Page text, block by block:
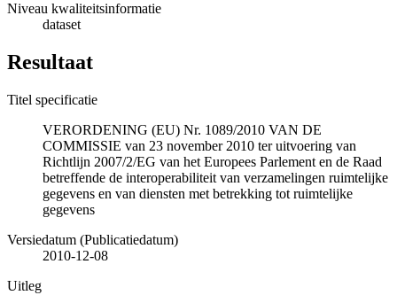
Niveau kwaliteitsinformatie
dataset
Resultaat
Titel specificatie
VERORDENING (EU) Nr. 1089/2010 VAN DE
COMMISSIE van 23 november 2010 ter uitvoering van
Richtlijn 2007/2/EG van het Europees Parlement en de Raad
betreffende de interoperabiliteit van verzamelingen ruimtelijke
gegevens en van diensten met betrekking tot ruimtelijke
gegevens
Versiedatum (Publicatiedatum)
2010-12-08
Uitleg